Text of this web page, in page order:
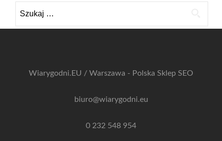
Wiarygodni.EU / Warszawa - Polska Sklep SEO
biuro@wiarygodni.eu
0 232 548 954